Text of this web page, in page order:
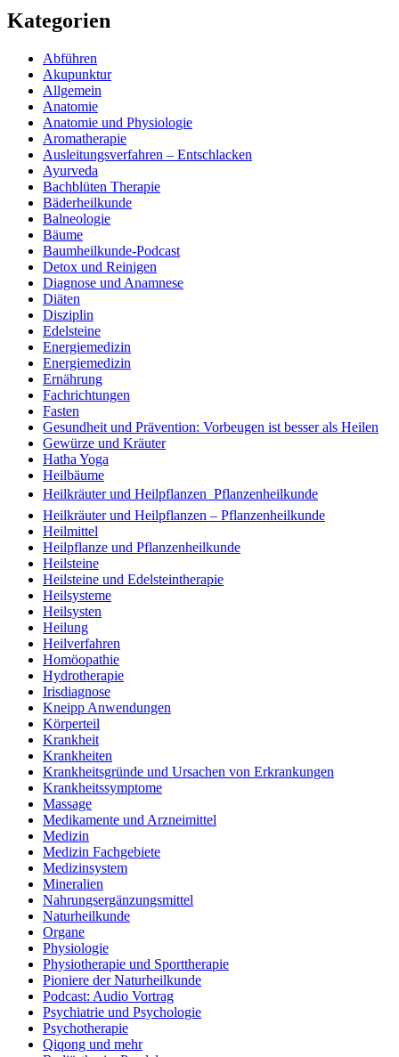
Kategorien
Abführen
Akupunktur
Allgemein
Anatomie
Anatomie und Physiologie
Aromatherapie
Ausleitungsverfahren – Entschlacken
Ayurveda
Bachblüten Therapie
Bäderheilkunde
Balneologie
Bäume
Baumheilkunde-Podcast
Detox und Reinigen
Diagnose und Anamnese
Diäten
Disziplin
Edelsteine
Energiemedizin
Energiemedizin
Ernährung
Fachrichtungen
Fasten
Gesundheit und Prävention: Vorbeugen ist besser als Heilen
Gewürze und Kräuter
Hatha Yoga
Heilbäume
Heilkräuter und Heilpflanzen  Pflanzenheilkunde
Heilkräuter und Heilpflanzen – Pflanzenheilkunde
Heilmittel
Heilpflanze und Pflanzenheilkunde
Heilsteine
Heilsteine und Edelsteintherapie
Heilsysteme
Heilsysten
Heilung
Heilverfahren
Homöopathie
Hydrotherapie
Irisdiagnose
Kneipp Anwendungen
Körperteil
Krankheit
Krankheiten
Krankheitsgründe und Ursachen von Erkrankungen
Krankheitssymptome
Massage
Medikamente und Arzneimittel
Medizin
Medizin Fachgebiete
Medizinsystem
Mineralien
Nahrungsergänzungsmittel
Naturheilkunde
Organe
Physiologie
Physiotherapie und Sporttherapie
Pioniere der Naturheilkunde
Podcast: Audio Vortrag
Psychiatrie und Psychologie
Psychotherapie
Qiqong und mehr